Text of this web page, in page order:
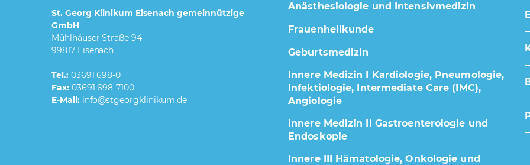
St. Georg Klinikum Eisenach gemeinnützige
GmbH
Mühlhäuser Straße 94
99817 Eisenach
Tel.:03691 698-0
Fax:03691 698-7100
E-Mail:
Anästhesiologie und Intensivmedizin
Frauenheilkunde
Geburtsmedizin
Innere Medizin I Kardiologie, Pneumologie,
Infektiologie, Intermediate Care (IMC),
Angiologie
Innere Medizin II Gastroenterologie und
Endoskopie
Innere III Hämatologie, Onkologie und